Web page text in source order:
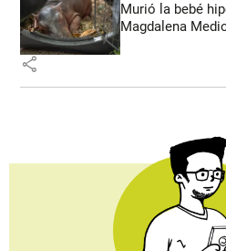
Murió la bebé
Magdalena
share